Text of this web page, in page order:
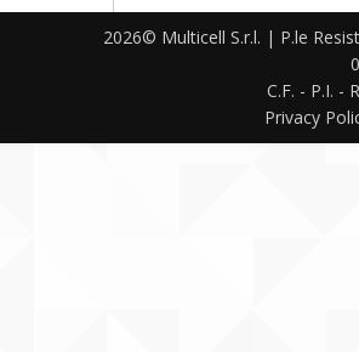
2026© Multicell S.r.l. | P.le
C.F. - P.I. -
Privacy